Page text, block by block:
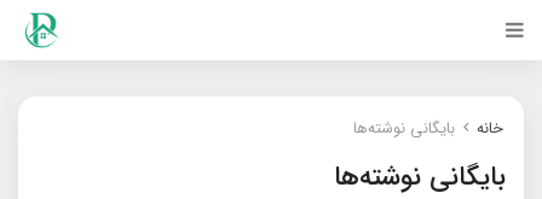
خانه بایگانی نوشته‌ها
بایگانی نوشته‌ها